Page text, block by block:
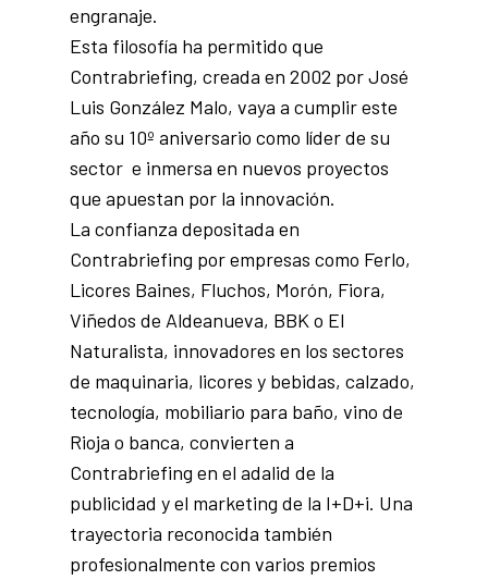
engranaje.
Esta filosofía ha permitido que
Contrabriefing, creada en 2002 por José
Luis González Malo, vaya a cumplir este
año su 10º aniversario como líder de su
sector e inmersa en nuevos proyectos
que apuestan por la innovación.
La confianza depositada en
Contrabriefing por empresas como Ferlo,
Licores Baines, Fluchos, Morón, Fiora,
Viñedos de Aldeanueva, BBK o El
Naturalista, innovadores en los sectores
de maquinaria, licores y bebidas, calzado,
tecnología, mobiliario para baño, vino de
Rioja o banca, convierten a
Contrabriefing en el adalid de la
publicidad y el marketing de la I+D+i. Una
trayectoria reconocida también
profesionalmente con varios premios